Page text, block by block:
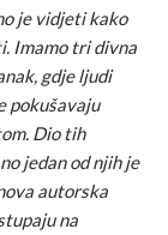
je vidjeti kako
Imamo tri divna
gdje ljudi
pokušavaju
Dio tih
jedan od njih je
autorska
na